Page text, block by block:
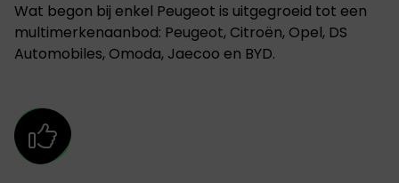
Wat begon bij enkel Peugeot is uitgegroeid tot een
multimerkenaanbod: Peugeot, Citroën, Opel, DS
Automobiles, Omoda, Jaecoo en BYD.